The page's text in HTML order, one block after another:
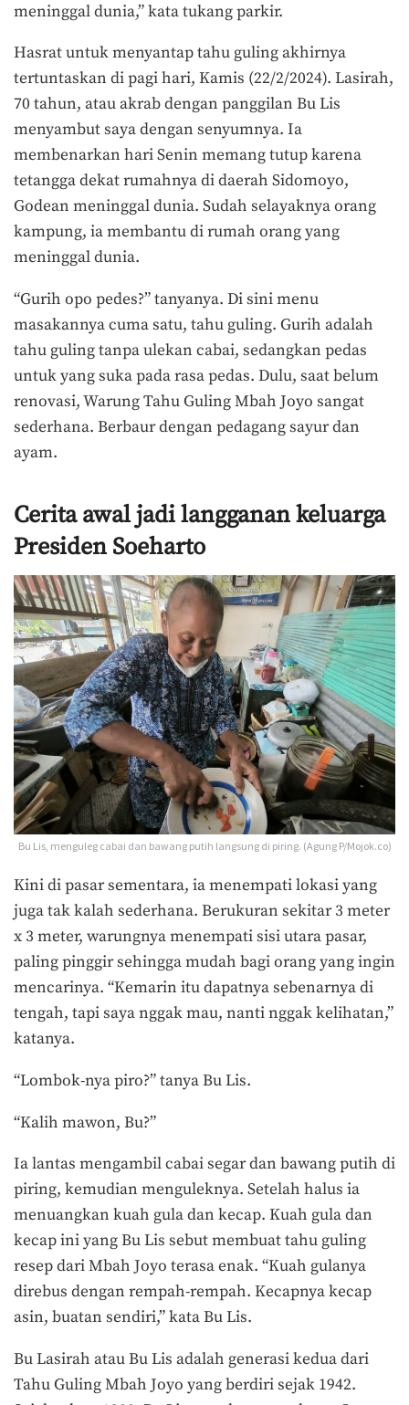
meninggal dunia,” kata tukang parkir.
Hasrat untuk menyantap tahu guling akhirnya
tertuntaskan di pagi hari, Kamis (22/2/2024). Lasirah,
70 tahun, atau akrab dengan panggilan Bu Lis
menyambut saya dengan senyumnya. Ia
membenarkan hari Senin memang tutup karena
tetangga dekat rumahnya di daerah Sidomoyo,
Godean meninggal dunia. Sudah selayaknya orang
kampung, ia membantu di rumah orang yang
meninggal dunia.
“Gurih opo pedes?” tanyanya. Di sini menu
masakannya cuma satu, tahu guling. Gurih adalah
tahu guling tanpa ulekan cabai, sedangkan pedas
untuk yang suka pada rasa pedas. Dulu, saat belum
renovasi, Warung Tahu Guling Mbah Joyo sangat
sederhana. Berbaur dengan pedagang sayur dan
ayam.
Cerita awal jadi langganan keluarga
Presiden Soeharto
Bu Lis, menguleg cabai dan bawang putih langsung di piring. (Agung P/Mojok.co)
Kini di pasar sementara, ia menempati lokasi yang
juga tak kalah sederhana. Berukuran sekitar 3 meter
x 3 meter, warungnya menempati sisi utara pasar,
paling pinggir sehingga mudah bagi orang yang ingin
mencarinya. “Kemarin itu dapatnya sebenarnya di
tengah, tapi saya nggak mau, nanti nggak kelihatan,”
katanya.
“Lombok-nya piro?” tanya Bu Lis.
“Kalih mawon, Bu?”
Ia lantas mengambil cabai segar dan bawang putih di
piring, kemudian menguleknya. Setelah halus ia
menuangkan kuah gula dan kecap. Kuah gula dan
kecap ini yang Bu Lis sebut membuat tahu guling
resep dari Mbah Joyo terasa enak. “Kuah gulanya
direbus dengan rempah-rempah. Kecapnya kecap
asin, buatan sendiri,” kata Bu Lis.
Bu Lasirah atau Bu Lis adalah generasi kedua dari
Tahu Guling Mbah Joyo yang berdiri sejak 1942.